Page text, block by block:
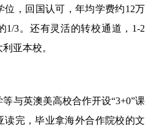
位，回国认可，年均学费约12万
3。还有灵活的转校通道，1-2
亚本校。
与英澳美高校合作开设“3+0”课
完，毕业拿海外合作院校的文